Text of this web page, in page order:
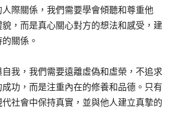
際關係，我們需要學會傾聽和尊重他
，而是真心關心對方的想法和感受，建
關係。
我，我們需要遠離虛偽和虛榮，不追求
功，而是注重內在的修養和品德。只有
社會中保持真實，並與他人建立真摯的